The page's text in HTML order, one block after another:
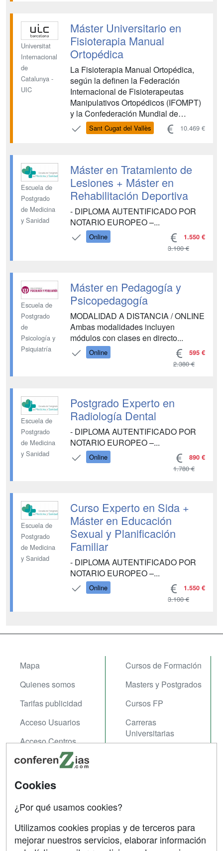
vida un DO). Dentro de la DCM y el
DO estar...
Universitat
Internacional
de
Catalunya -
UIC
Máster Universitario en
Fisioterapia Manual
Ortopédica
La Fisioterapia Manual Ortopédica,
según la definen la Federación
Internacional de Fisioterapeutas
Manipulativos Ortopédicos (IFOMPT)
y la Confederación Mundial de
Terapia Física (WCPT) constituye un
área de especialización dentro de la
neuromusculoesqueléticas. Está
basada en...
Sant Cugat del Vallès 10.469 €
Escuela de
Postgrado
de Medicina
y Sanidad
Máster en Tratamiento de
Lesiones + Máster en
Rehabilitación Deportiva
- DIPLOMA AUTENTIFICADO POR
NOTARIO EUROPEO –...
Online 1.550 €
3.100 €
Escuela de
Postgrado
de
Psicología y
Psiquiatría
Máster en Pedagogía y
Psicopedagogía
MODALIDAD A DISTANCIA / ONLINE
Ambas modalidades incluyen
módulos con clases en directo...
Online 595 €
2.380 €
Escuela de
Postgrado
de Medicina
y Sanidad
Postgrado Experto en
Radiología Dental
- DIPLOMA AUTENTIFICADO POR
NOTARIO EUROPEO –...
Online 890 €
1.780 €
Escuela de
Postgrado
de Medicina
y Sanidad
Curso Experto en Sida +
Máster en Educación
Sexual y Planificación
Familiar
- DIPLOMA AUTENTIFICADO POR
NOTARIO EUROPEO –...
Online 1.550 €
3.100 €
Mapa
Quienes somos
Tarifas publicidad
Acceso Usuarios
Acceso Centros
Cursos de Formación
Masters y Postgrados
Cursos FP
Carreras
Universitarias
Contactar
Copyleft
Cookies
¿Por qué usamos cookies?
Utilizamos cookies propias y de terceros para
mejorar nuestros servicios, elaborar información